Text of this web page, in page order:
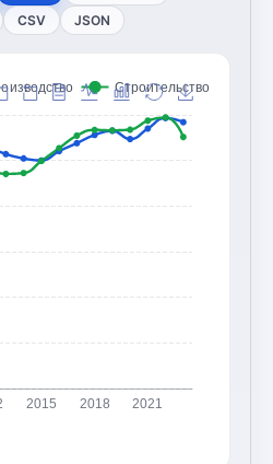
CSV JSON
2015 2018 2021
Строительство